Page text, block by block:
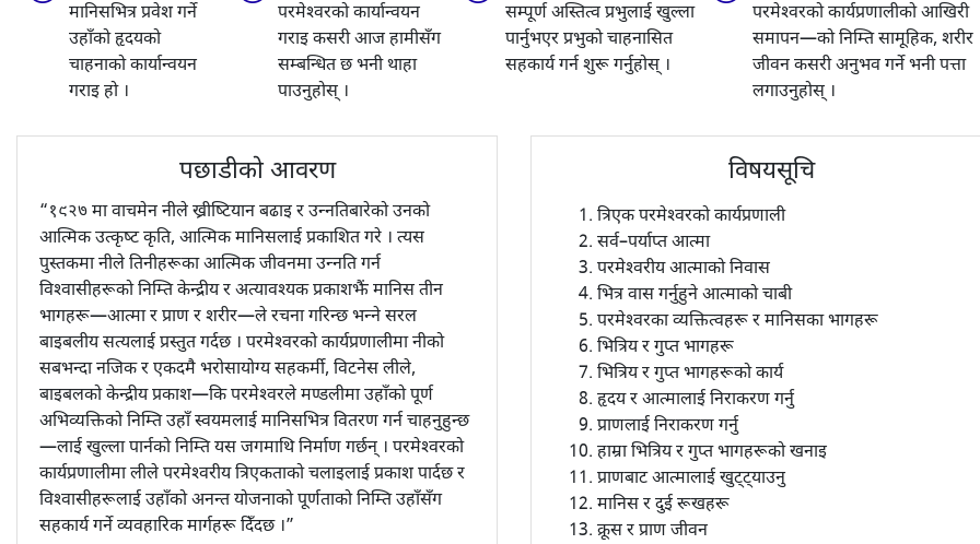
मानिसभित्र प्रवेश गर्ने
उहाँको हृदयको
चाहनाको कार्यान्वयन
गराइ हो ।
परमेश्वरको कार्यान्वयन
गराइ कसरी आज हामीसँग
सम्बन्धित छ भनी थाहा
पाउनुहोस् ।
सम्पूर्ण अस्तित्व प्रभुलाई खुल्ला
पार्नुभएर प्रभुको चाहनासित
सहकार्य गर्न शुरू गर्नुहोस् ।
परमेश्वरको कार्यप्रणालीको आखिरी
समापन—को निम्ति सामूहिक, शरीर
जीवन कसरी अनुभव गर्ने भनी पत्ता
लगाउनुहोस् ।
पछाडीको आवरण
“१९२७ मा वाचमेन नीले ख्रीष्टियान बढाइ र उन्नतिबारेको उनको
आत्मिक उत्कृष्ट कृति, आत्मिक मानिसलाई प्रकाशित गरे । त्यस
पुस्तकमा नीले तिनीहरूका आत्मिक जीवनमा उन्नति गर्न
विश्वासीहरूको निम्ति केन्द्रीय र अत्यावश्यक प्रकाशझैं मानिस तीन
भागहरू—आत्मा र प्राण र शरीर—ले रचना गरिन्छ भन्ने सरल
बाइबलीय सत्यलाई प्रस्तुत गर्दछ । परमेश्वरको कार्यप्रणालीमा नीको
सबभन्दा नजिक र एकदमै भरोसायोग्य सहकर्मी, विटनेस लीले,
बाइबलको केन्द्रीय प्रकाश—कि परमेश्वरले मण्डलीमा उहाँको पूर्ण
अभिव्यक्तिको निम्ति उहाँ स्वयमलाई मानिसभित्र वितरण गर्न चाहनुहुन्छ
—लाई खुल्ला पार्नको निम्ति यस जगमाथि निर्माण गर्छन् । परमेश्वरको
कार्यप्रणालीमा लीले परमेश्वरीय त्रिएकताको चलाइलाई प्रकाश पार्दछ र
विश्वासीहरूलाई उहाँको अनन्त योजनाको पूर्णताको निम्ति उहाँसँग
सहकार्य गर्ने व्यवहारिक मार्गहरू दिँदछ ।”
विषयसूचि
त्रिएक परमेश्वरको कार्यप्रणाली
सर्व–पर्याप्त आत्मा
परमेश्वरीय आत्माको निवास
भित्र वास गर्नुहुने आत्माको चाबी
परमेश्वरका व्यक्तित्वहरू र मानिसका भागहरू
भित्रिय र गुप्त भागहरू
भित्रिय र गुप्त भागहरूको कार्य
हृदय र आत्मालाई निराकरण गर्नु
प्राणलाई निराकरण गर्नु
हाम्रा भित्रिय र गुप्त भागहरूको खनाइ
प्राणबाट आत्मालाई खुट्ट्याउनु
मानिस र दुई रूखहरू
क्रूस र प्राण जीवन